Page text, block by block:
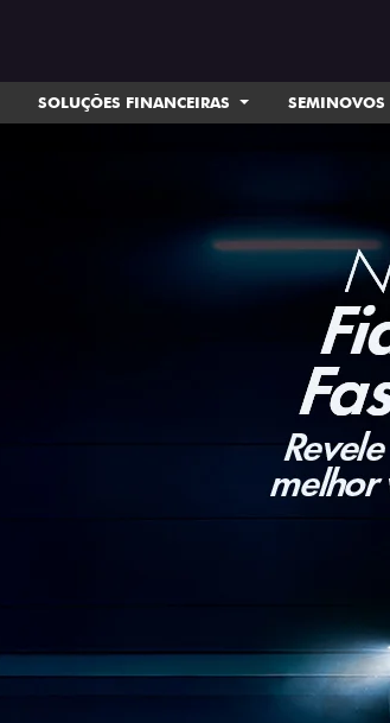
SOLUÇÕES FINANCEIRAS SEMINOVOS